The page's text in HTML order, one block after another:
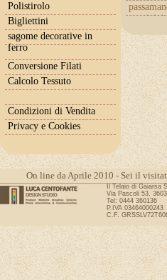
cuoricini
Polistirolo
Bigliettini
sagome decorative in
ferro
Conversione Filati
Calcolo Tessuto
Condizioni di Vendita
Privacy e Cookies
On line da Aprile 2010 - Sei il
Il Telaio di Gaiarsa
Via Pascoli 53,
Tel: 0444 360136
P.IVA 03464000243
C.F.